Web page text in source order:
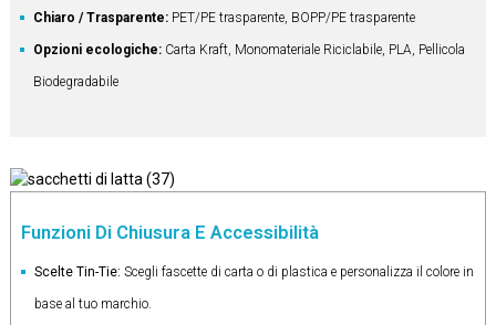
Chiaro / Trasparente:PET/PE trasparente, BOPP/PE trasparente
Opzioni ecologiche:Carta Kraft, Monomateriale Riciclabile, PLA, Pellicola
Biodegradabile
Funzioni Di Chiusura E Accessibilità
Scelte Tin-Tie: Scegli fascette di carta o di plastica e personalizza il colore in
base al tuo marchio.